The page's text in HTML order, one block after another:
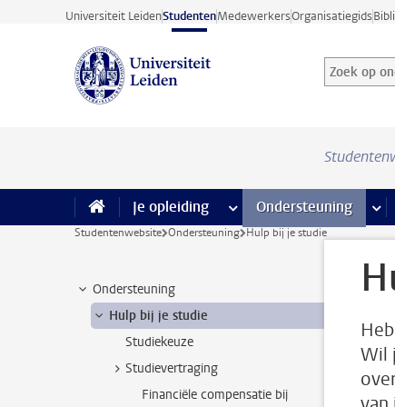
Ga direct naar de inhoud
Universiteit LeidenStudentenMedewerkersOrganisatiegids
Zoek op
Zoekterm
Je opleiding meer Je opleiding pagina’s
Ondersteuning
Studentenwebsite Ondersteuning Hulp bij je studie
Ondersteuning
Hulp bij je studie
Studiekeuze
Studievertraging
Financiële compensatie bij
Wil